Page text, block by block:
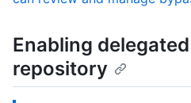
Enabling
repository